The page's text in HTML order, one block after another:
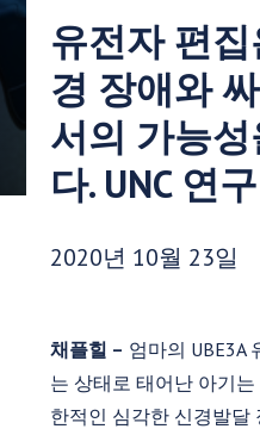
유전자 편
경 장애와
서의 가능
다. UNC 연
게시 날짜:
2020년 10월 23일
채플힐 – 엄마의 UBE3A
는 상태로 태어난 아기
한적인 심각한 신경발달